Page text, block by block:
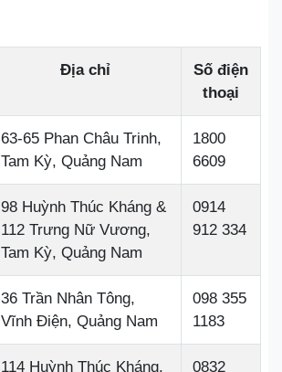
Địa chỉ
Số điện
thoại
63-65 Phan Châu Trinh,
Tam Kỳ, Quảng Nam
1800
6609
98 Huỳnh Thúc Kháng &
112 Trưng Nữ Vương,
Tam Kỳ, Quảng Nam
0914
912 334
36 Trần Nhân Tông,
Vĩnh Điện, Quảng Nam
098 355
1183
114 Huỳnh Thúc Kháng,
0832